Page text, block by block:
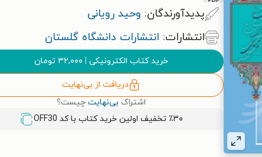
پدیدآورندگان: وحید رویانی
انتشارات: انتشارات دانشگاه گلستان
خرید کتاب الکترونیکی ۳۲,۰۰۰ تومان
دریافت از بی‌نهایت
اشتراک بی‌نهایت چیست؟
٪۳۰ تخفیف اولین خرید کتاب با کد
OFF30